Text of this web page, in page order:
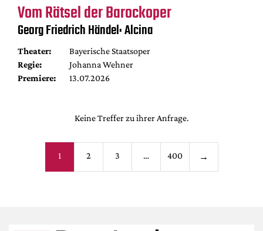
Vom Rätsel der Barockoper
Georg Friedrich Händel: Alcina
Theater:
Bayerische Staatsoper
Regie:
Johanna Wehner
Premiere:
13.07.2026
Keine Treffer zu ihrer Anfrage.
der
1 2 3 … 400 →